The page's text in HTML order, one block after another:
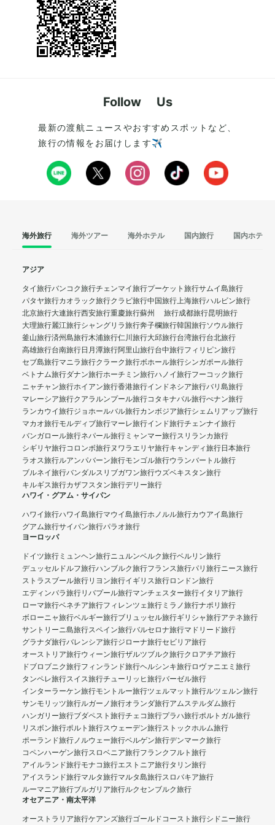
Follow Us
最新の渡航ニュースやおすすめスポットなど、
旅行の情報をお届けします✈️
海外旅行 海外ツアー 海外ホテル 国内旅行 国内ホテル
アジア
タイ旅行バンコク旅行チェンマイ旅行プーケット旅行サムイ島旅行
パタヤ旅行カオラック旅行クラビ旅行中国旅行上海旅行ハルビン旅行
北京旅行大連旅行西安旅行重慶旅行蘇州 旅行成都旅行昆明旅行
大理旅行麗江旅行シャングリラ旅行奔子欄旅行韓国旅行ソウル旅行
釜山旅行済州島旅行木浦旅行仁川旅行大邱旅行台湾旅行台北旅行
高雄旅行台南旅行日月潭旅行阿里山旅行台中旅行フィリピン旅行
セブ島旅行マニラ旅行クラーク旅行ボホール旅行シンガポール旅行
ベトナム旅行ダナン旅行ホーチミン旅行ハノイ旅行フーコック旅行
ニャチャン旅行ホイアン旅行香港旅行インドネシア旅行バリ島旅行
マレーシア旅行クアラルンプール旅行コタキナバル旅行ぺナン旅行
ランカウイ旅行ジョホールバル旅行カンボジア旅行シェムリアップ旅行
マカオ旅行モルディブ旅行マーレ旅行インド旅行チェンナイ旅行
バンガロール旅行ネパール旅行 ミャンマー旅行スリランカ旅行
シギリヤ旅行コロンボ旅行ヌワラエリヤ旅行キャンディ旅行日本旅行
ラオス旅行ルアンパバーン旅行モンゴル旅行ウランバートル旅行
ブルネイ旅行バンダルスリブガワン旅行ウズベキスタン旅行
キルギス旅行カザフスタン旅行デリー旅行
ハワイ・グアム・サイパン
ハワイ旅行ハワイ島旅行マウイ島旅行ホノルル旅行カウアイ島旅行
グアム旅行サイパン旅行パラオ旅行
ヨーロッパ
ドイツ旅行 ミュンヘン旅行ニュルンベルク旅行ベルリン旅行
デュッセルドルフ旅行ハンブルク旅行フランス旅行パリ旅行ニース旅行
ストラスブール旅行リヨン旅行イギリス旅行ロンドン旅行
エディンバラ旅行リバプール旅行マンチェスター旅行イタリア旅行
ローマ旅行ベネチア旅行フィレンツェ旅行 ミラノ旅行ナポリ旅行
ボローニャ旅行ベルギー旅行ブリュッセル旅行ギリシャ旅行アテネ旅行
サントリーニ島旅行スペイン旅行バルセロナ旅行マドリード旅行
グラナダ旅行バレンシア旅行ジローナ旅行セビリア旅行
オーストリア旅行ウィーン旅行ザルツブルク旅行クロアチア旅行
ドブロブニク旅行フィンランド旅行ヘルシンキ旅行ロヴァニエミ旅行
タンペレ旅行スイス旅行チューリッヒ旅行バーゼル旅行
インターラーケン旅行モントルー旅行ツェルマット旅行ルツェルン旅行
サンモリッツ旅行ルガーノ旅行オランダ旅行アムステルダム旅行
ハンガリー旅行ブダペスト旅行チェコ旅行プラハ旅行ポルトガル旅行
リスボン旅行ポルト旅行スウェーデン旅行ストックホルム旅行
ポーランド旅行ノルウェー旅行ベルゲン旅行デンマーク旅行
コペンハーゲン旅行スロベニア旅行フランクフルト旅行
アイルランド旅行モナコ旅行エストニア旅行タリン旅行
アイスランド旅行マルタ旅行マルタ島旅行スロバキア旅行
ルーマニア旅行ブルガリア旅行ルクセンブルク旅行
オセアニア・南太平洋
オーストラリア旅行ケアンズ旅行ゴールドコースト旅行シドニー旅行